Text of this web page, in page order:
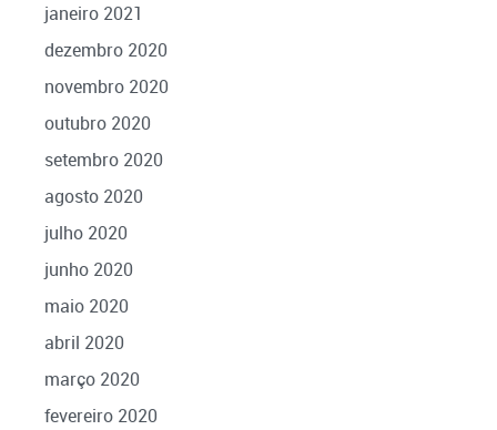
janeiro 2021
dezembro 2020
novembro 2020
outubro 2020
setembro 2020
agosto 2020
julho 2020
junho 2020
maio 2020
abril 2020
março 2020
fevereiro 2020